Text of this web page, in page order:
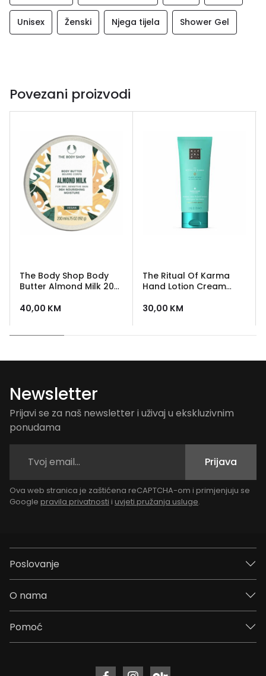
Unisex Ženski Njega tijela Shower Gel
Povezani proizvodi
The Body Shop Body
Butter Almond Milk 200
40,00 KM
The Ritual Of Karma
Hand Lotion Cream
30,00 KM
Newsletter
Prijavi se za naš newsletter i uživaj u ekskluzivnim
ponudama
Prijava
Ova web stranica je zaštićena reCAPTCHA-om i primjenjuju se
Google pravila privatnosti i uvjeti pružanja usluge.
Poslovanje
O nama
Pomoć